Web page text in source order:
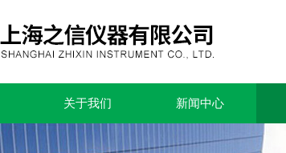
关于我们 新闻中心